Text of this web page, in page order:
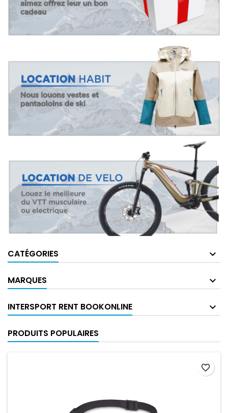
CATÉGORIES
MARQUES
INTERSPORT RENT BOOKONLINE
PRODUITS POPULAIRES
favorite_border